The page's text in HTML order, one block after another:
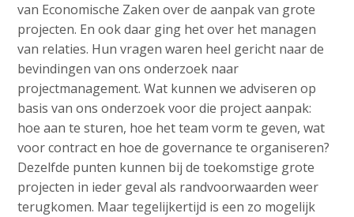
van Economische Zaken over de aanpak van grote
projecten. En ook daar ging het over het managen
van relaties. Hun vragen waren heel gericht naar de
bevindingen van ons onderzoek naar
projectmanagement. Wat kunnen we adviseren op
basis van ons onderzoek voor die project aanpak:
hoe aan te sturen, hoe het team vorm te geven, wat
voor contract en hoe de governance te organiseren?
Dezelfde punten kunnen bij de toekomstige grote
projecten in ieder geval als randvoorwaarden weer
terugkomen. Maar tegelijkertijd is een zo mogelijk